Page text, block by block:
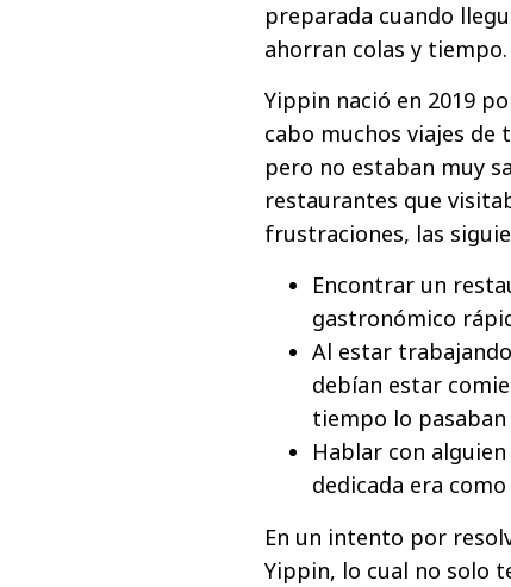
preparada cuando
ahorran colas y tiempo.
Yippin nació en 2019
cabo muchos viajes de
pero no estaban muy
restaurantes que
frustraciones, las
Encontrar un
gastronómico
Al estar
debían estar
tiempo lo
Hablar con
dedicada era
En un intento por
Yippin, lo cual no solo